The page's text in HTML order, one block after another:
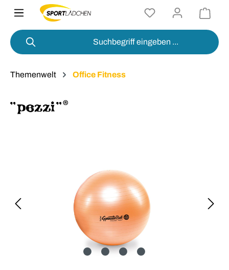
springen
Themenwelt Office Fitness